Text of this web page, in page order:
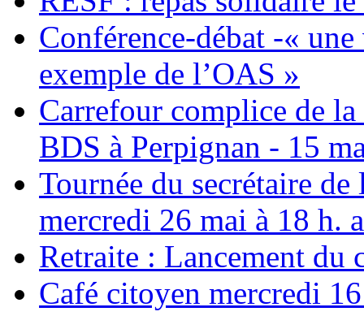
Conférence-débat -«
exemple de l’OAS »
Carrefour complice de
BDS à Perpignan - 15
Tournée du secrétaire
mercredi 26 mai à 18 h.
Retraite : Lancement du
Café citoyen mercredi